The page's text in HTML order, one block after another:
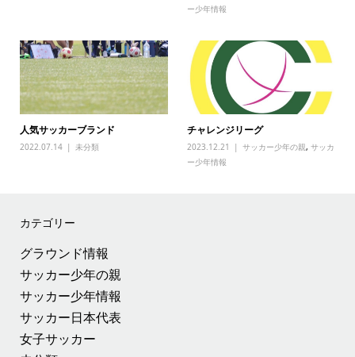
ー少年情報
人気サッカーブランド
2022.07.14 未分類
チャレンジリーグ
2023.12.21 サッカー少年の親,サッカ
ー少年情報
カテゴリー
グラウンド情報
サッカー少年の親
サッカー少年情報
サッカー日本代表
女子サッカー